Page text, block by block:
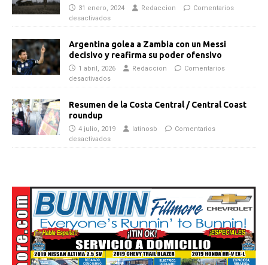
31 enero, 2024 Redaccion
Comentarios
desactivados
Argentina golea a Zambia con un Messi
decisivo y reafirma su poder ofensivo
1 abril, 2026 Redaccion
Comentarios
desactivados
Resumen de la Costa Central / Central Coast
roundup
4 julio, 2019 latinosb
Comentarios
desactivados